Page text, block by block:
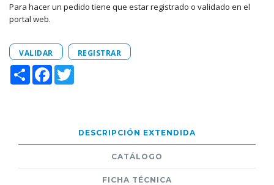
Para hacer un pedido tiene que estar registrado o validado en el
portal web.
VALIDAR REGISTRAR
Share Facebook
DESCRIPCIÓN EXTENDIDA
CATÁLOGO
FICHA TÉCNICA